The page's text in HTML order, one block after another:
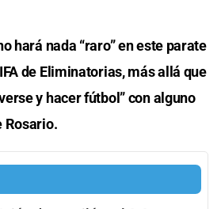
hará nada “raro” en este parate
de Eliminatorias, más allá que
y hacer fútbol” con alguno
Rosario.